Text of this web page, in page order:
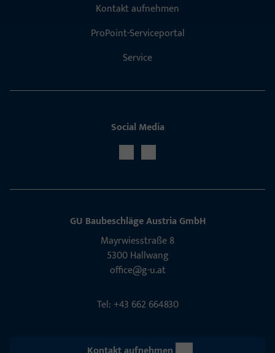
Kontakt aufnehmen
ProPoint-Serviceportal
Service
Social Media
GU Baubeschläge Aus­tria GmbH
Mayrwies­straße 8
5300 Hall­wang
office@g-u.at
Tel: +43 662 664830